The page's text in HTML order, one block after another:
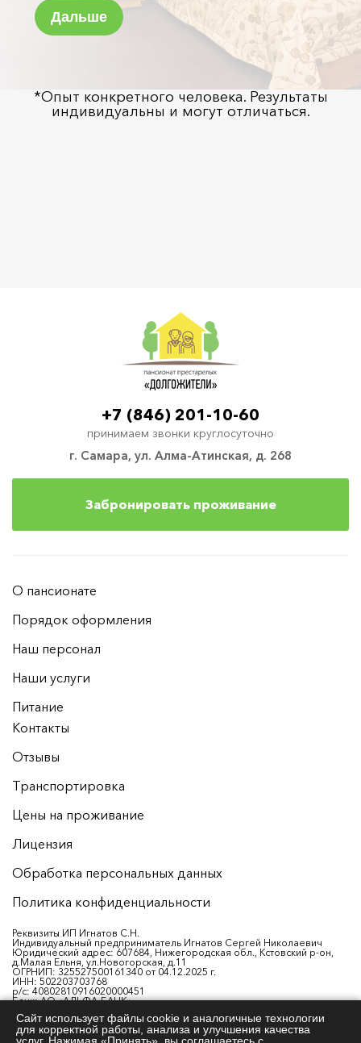
*Опыт конкретного человека. Результаты
индивидуальны и могут отличаться.
г. Самара, ул. Алма-Атинская, д. 268
+7 (846) 201-10-60
принимаем звонки круглосуточно
Забронировать проживание
О пансионате
Порядок оформления
Наш персонал
Наши услуги
Питание
Контакты
Отзывы
Транспортировка
Цены на проживание
Лицензия
Обработка персональных данных
Политика конфиденциальности
Реквизиты ИП Игнатов С.Н.
Индивидуальный предприниматель Игнатов Сергей Николаевич
Юридический адрес: 607684, Нижегородская обл., Кстовский р-он,
д.Малая Ельня, ул.Новогорская, д.11
ОГРНИП: 325527500161340 от 04.12.2025 г.
ИНН: 502203703768
р/с: 40802810916020000451
Банк: АО «АЛЬФА-БАНК»
БИК: 044525593
ОКПО 0107952068
ОКВЭД 87.30 (Деятельность по уходу за престарелыми и инвалидами
Сайт использует файлы cookie и аналогичные технологии
для корректной работы, анализа и улучшения качества